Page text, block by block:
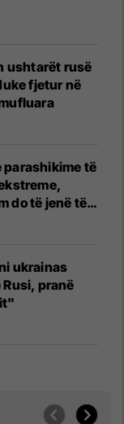
ushtarët rusë
fjetur në
parashikime të
do të jenë të
ukrainas
pranë